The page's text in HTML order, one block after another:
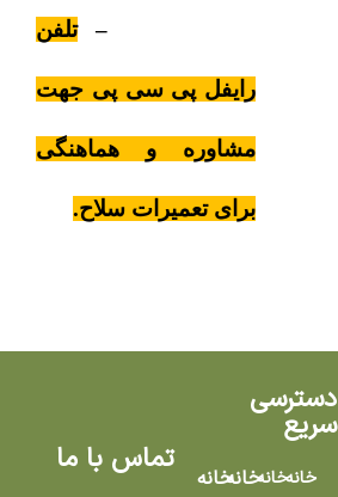
تلفن
رایفل پی سی پی جهت
مشاوره و هماهنگی
برای تعمیرات سلاح.
دسترسی
سریع
خانهخانهخانهخانه
تماس با ما